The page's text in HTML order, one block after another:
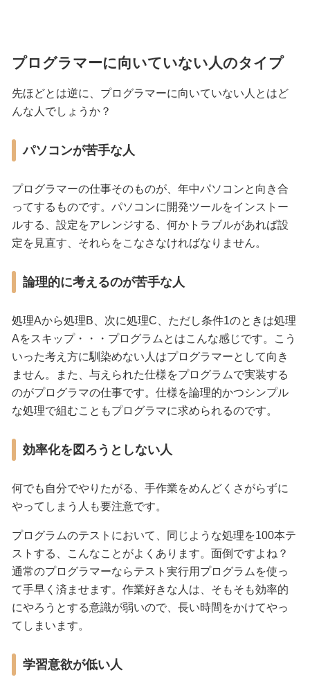
プログラマーに向いていない人のタイプ
先ほどとは逆に、プログラマーに向いていない人とはど
んな人でしょうか？
パソコンが苦手な人
プログラマーの仕事そのものが、年中パソコンと向き合
ってするものです。パソコンに開発ツールをインストー
ルする、設定をアレンジする、何かトラブルがあれば設
定を見直す、それらをこなさなければなりません。
論理的に考えるのが苦手な人
処理Aから処理B、次に処理C、ただし条件1のときは処理
Aをスキップ・・・プログラムとはこんな感じです。こう
いった考え方に馴染めない人はプログラマーとして向き
ません。また、与えられた仕様をプログラムで実装する
のがプログラマの仕事です。仕様を論理的かつシンプル
な処理で組むこともプログラマに求められるのです。
効率化を図ろうとしない人
何でも自分でやりたがる、手作業をめんどくさがらずに
やってしまう人も要注意です。
プログラムのテストにおいて、同じような処理を100本テ
ストする、こんなことがよくあります。面倒ですよね？
通常のプログラマーならテスト実行用プログラムを使っ
て手早く済ませます。作業好きな人は、そもそも効率的
にやろうとする意識が弱いので、長い時間をかけてやっ
てしまいます。
学習意欲が低い人